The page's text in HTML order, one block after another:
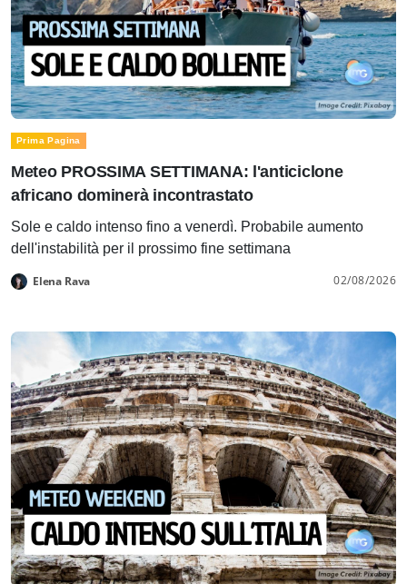
Prima Pagina
Meteo PROSSIMA SETTIMANA: l'anticiclone
africano dominerà incontrastato
Sole e caldo intenso fino a venerdì. Probabile aumento
dell'instabilità per il prossimo fine settimana
Elena Rava 02/08/2026